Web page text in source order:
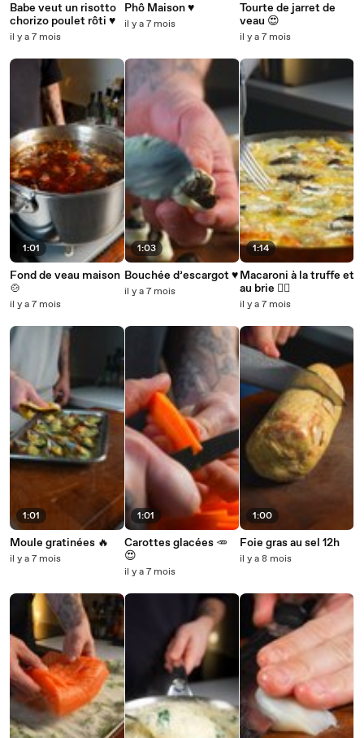
Babe veut un risotto
chorizo poulet rôti ♥️
il y a 7 mois
1:01
Fond de veau maison
🍲
il y a 7 mois
1:01
Moule gratinées 🔥
il y a 7 mois
Phô Maison ♥️
il y a 7 mois
1:03
Bouchée d’escargot ♥️
il y a 7 mois
1:01
Carottes glacées 🥕
😍
il y a 7 mois
Tourte de jarret de
veau 😍
il y a 7 mois
1:14
Macaroni à la truffe et
au brie ❤️‍🔥
il y a 7 mois
1:00
Foie gras au sel 12h
il y a 8 mois